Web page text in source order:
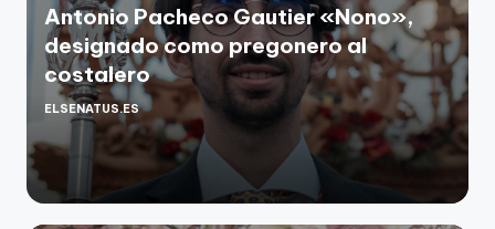
Antonio Pacheco Gautier «Nono»,
designado como pregonero al
costalero
Publicado
ELSENATUS.ES